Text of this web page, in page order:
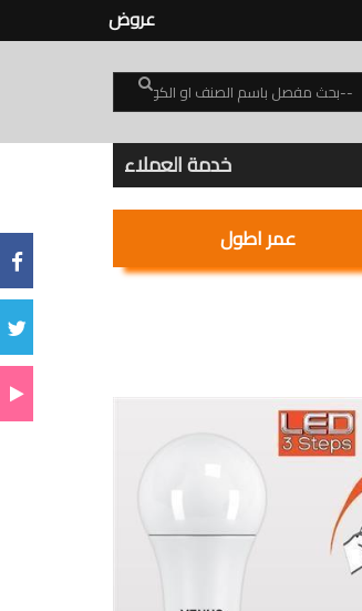
عروض
خدمة العملاء
عمر اطول